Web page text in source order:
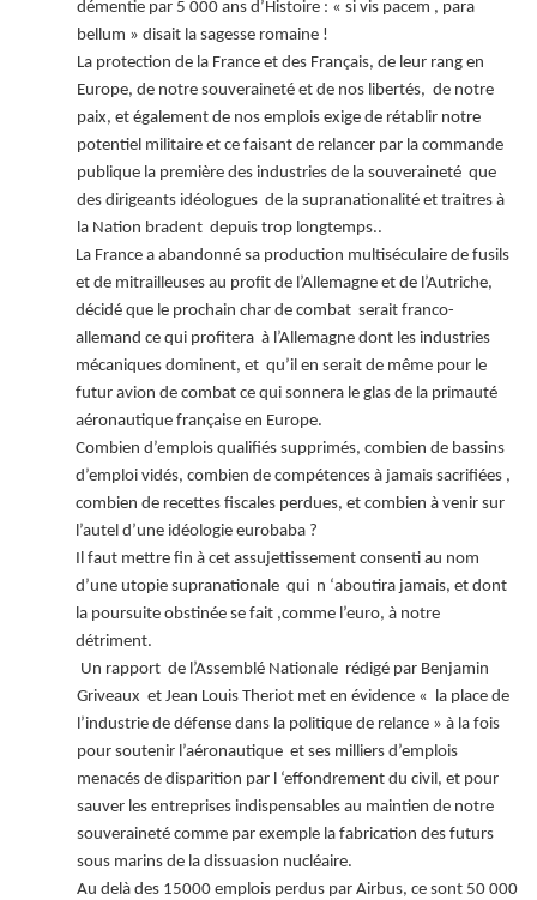
démentie par 5 000 ans d’Histoire : « si vis pacem , para
bellum » disait la sagesse romaine !
La protection de la France et des Français, de leur rang en
Europe, de notre souveraineté et de nos libertés, de notre
paix, et également de nos emplois exige de rétablir notre
potentiel militaire et ce faisant de relancer par la commande
publique la première des industries de la souveraineté que
des dirigeants idéologues de la supranationalité et traitres à
la Nation bradent depuis trop longtemps..
La France a abandonné sa production multiséculaire de fusils
et de mitrailleuses au profit de l’Allemagne et de l’Autriche,
décidé que le prochain char de combat serait franco-
allemand ce qui profitera à l’Allemagne dont les industries
mécaniques dominent, et qu’il en serait de même pour le
futur avion de combat ce qui sonnera le glas de la primauté
aéronautique française en Europe.
Combien d’emplois qualifiés supprimés, combien de bassins
d’emploi vidés, combien de compétences à jamais sacrifiées ,
combien de recettes fiscales perdues, et combien à venir sur
l’autel d’une idéologie eurobaba ?
Il faut mettre fin à cet assujettissement consenti au nom
d’une utopie supranationale qui n ‘aboutira jamais, et dont
la poursuite obstinée se fait ,comme l’euro, à notre
détriment.
Un rapport de l’Assemblé Nationale rédigé par Benjamin
Griveaux et Jean Louis Theriot met en évidence « la place de
l’industrie de défense dans la politique de relance » à la fois
pour soutenir l’aéronautique et ses milliers d’emplois
menacés de disparition par l ‘effondrement du civil, et pour
sauver les entreprises indispensables au maintien de notre
souveraineté comme par exemple la fabrication des futurs
sous marins de la dissuasion nucléaire.
Au delà des 15000 emplois perdus par Airbus, ce sont 50 000